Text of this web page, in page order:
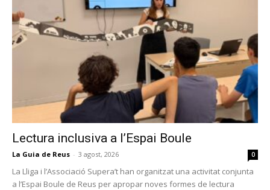
Lectura inclusiva a l’Espai Boule
La Guia de Reus - 3 agost, 2026 0
La Lliga i l’Associació Supera’t han organitzat una activitat conjunta
a l’Espai Boule de Reus per apropar noves formes de lectura